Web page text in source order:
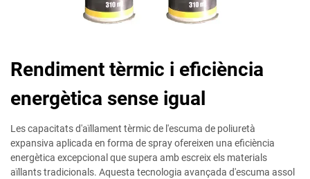
Rendiment tèrmic i eficiència
energètica sense igual
Les capacitats d'aïllament tèrmic de l'escuma de poliuretà
expansiva aplicada en forma de spray ofereixen una eficiència
energètica excepcional que supera amb escreix els materials
aïllants tradicionals. Aquesta tecnologia avançada d'escuma assol